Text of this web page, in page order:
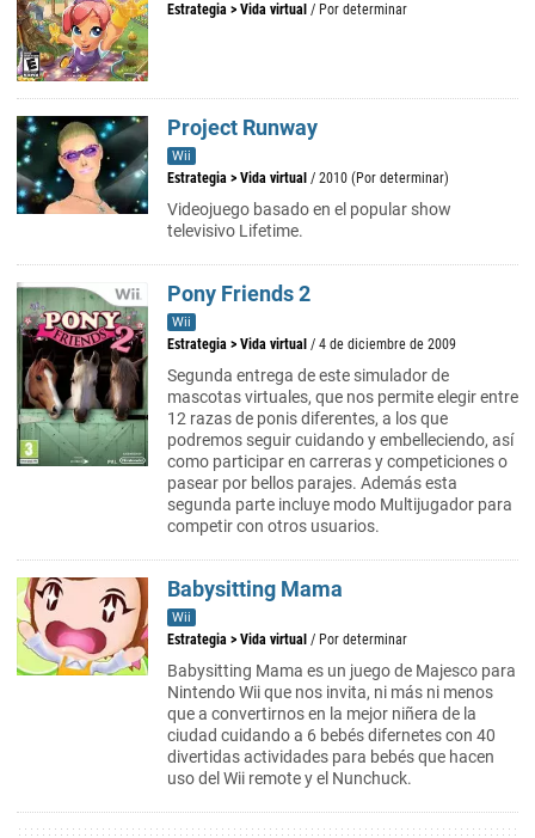
Estrategia > Vida virtual / Por determinar
Project Runway
Wii
Estrategia > Vida virtual / 2010 (Por determinar)
Videojuego basado en el popular show
televisivo Lifetime.
Pony Friends 2
Wii
Estrategia > Vida virtual / 4 de diciembre de 2009
Segunda entrega de este simulador de
mascotas virtuales, que nos permite elegir entre
12 razas de ponis diferentes, a los que
podremos seguir cuidando y embelleciendo, así
como participar en carreras y competiciones o
pasear por bellos parajes. Además esta
segunda parte incluye modo Multijugador para
competir con otros usuarios.
Babysitting Mama
Wii
Estrategia > Vida virtual / Por determinar
Babysitting Mama es un juego de Majesco para
Nintendo Wii que nos invita, ni más ni menos
que a convertirnos en la mejor niñera de la
ciudad cuidando a 6 bebés difernetes con 40
divertidas actividades para bebés que hacen
uso del Wii remote y el Nunchuck.